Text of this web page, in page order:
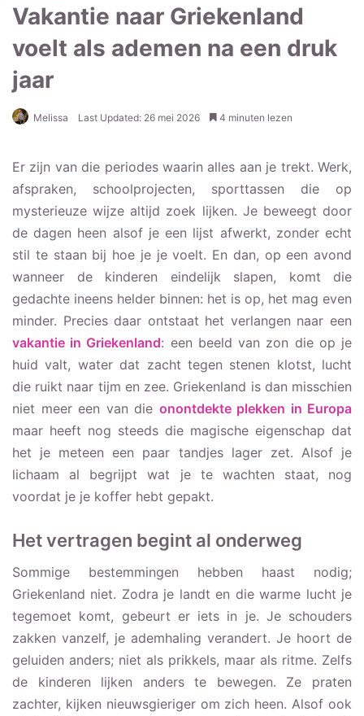
Vakantie naar Griekenland
voelt als ademen na een druk
jaar
Melissa Last Updated: 26 mei 2026 4 minuten lezen
Er zijn van die periodes waarin alles aan je trekt. Werk,
afspraken, schoolprojecten, sporttassen die op
mysterieuze wijze altijd zoek lijken. Je beweegt door
de dagen heen alsof je een lijst afwerkt, zonder echt
stil te staan bij hoe je je voelt. En dan, op een avond
wanneer de kinderen eindelijk slapen, komt die
gedachte ineens helder binnen: het is op, het mag even
minder. Precies daar ontstaat het verlangen naar een
vakantie in Griekenland: een beeld van zon die op je
huid valt, water dat zacht tegen stenen klotst, lucht
die ruikt naar tijm en zee. Griekenland is dan misschien
niet meer een van die onontdekte plekken in Europa
maar heeft nog steeds die magische eigenschap dat
het je meteen een paar tandjes lager zet. Alsof je
lichaam al begrijpt wat je te wachten staat, nog
voordat je je koffer hebt gepakt.
Het vertragen begint al onderweg
Sommige bestemmingen hebben haast nodig;
Griekenland niet. Zodra je landt en die warme lucht je
tegemoet komt, gebeurt er iets in je. Je schouders
zakken vanzelf, je ademhaling verandert. Je hoort de
geluiden anders; niet als prikkels, maar als ritme. Zelfs
de kinderen lijken anders te bewegen. Ze praten
zachter, kijken nieuwsgieriger om zich heen. Alsof ook